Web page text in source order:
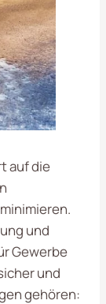
auf die
und
Gewerbe
und
gehören: